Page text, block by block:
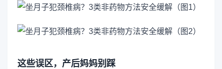
这些误区，产后妈妈别踩